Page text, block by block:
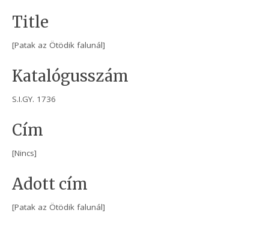
Title
[Patak az Ötödik falunál]
Katalógusszám
S.I.GY. 1736
Cím
[Nincs]
Adott cím
[Patak az Ötödik falunál]